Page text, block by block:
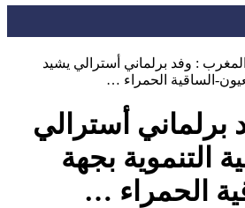
المغرب : وفد برلماني أسترالي يشيد
الساقية الحمراء …
برلماني أسترالي
التنموية بجهة
الحمراء …